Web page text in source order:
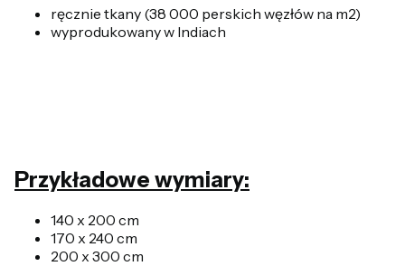
ręcznie tkany (38 000 perskich węzłów na m2)
wyprodukowany w Indiach
Przykładowe wymiary:
140 x 200 cm
170 x 240 cm
200 x 300 cm